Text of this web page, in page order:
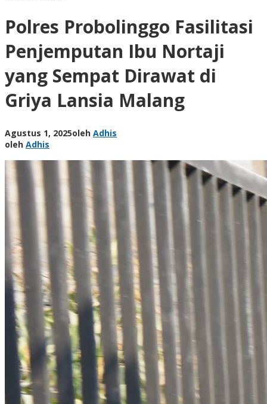
Polres Probolinggo Fasilitasi
Penjemputan Ibu Nortaji
yang Sempat Dirawat di
Griya Lansia Malang
Agustus 1, 2025oleh Adhis
oleh Adhis